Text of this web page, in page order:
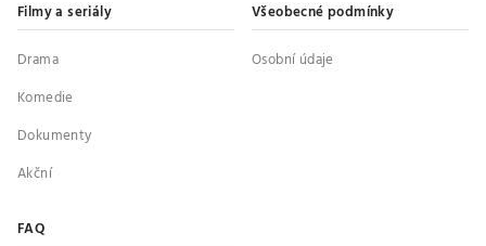
Filmy a seriály
Drama
Komedie
Dokumenty
Akční
Všeobecné podmínky
Osobní údaje
FAQ